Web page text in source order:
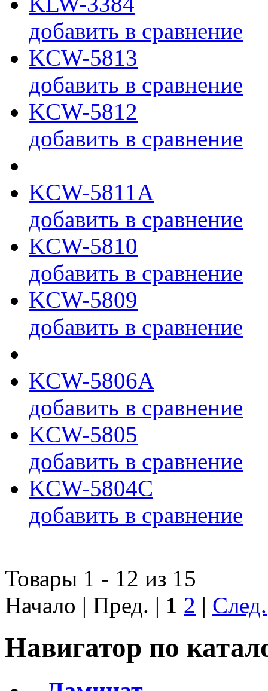
добавить в сравнение
KCW-5813
добавить в сравнение
KCW-5812
добавить в сравнение
KCW-5811A
добавить в сравнение
KCW-5810
добавить в сравнение
KCW-5809
добавить в сравнение
KCW-5806A
добавить в сравнение
KCW-5805
добавить в сравнение
KCW-5804C
добавить в сравнение
Товары 1 - 12 из 15
Начало | Пред. | 1 2 | След.
Навигатор по